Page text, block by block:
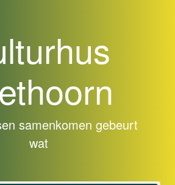
samenkomen gebeurt
wat